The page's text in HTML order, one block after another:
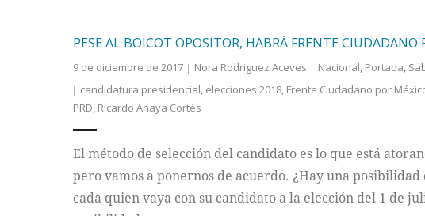
PESE AL BOICOT OPOSITOR, HABRÁ FRENTE CIUDADANO
9 de diciembre de 2017 Nora Rodriguez Aceves Nacional, Portada,
candidatura presidencial, elecciones 2018, Frente Ciudadano por
PRD, Ricardo Anaya Cortés
El método de selección del candidato es lo que está
pero vamos a ponernos de acuerdo. ¿Hay una
cada quien vaya con su candidato a la elección del 1 de